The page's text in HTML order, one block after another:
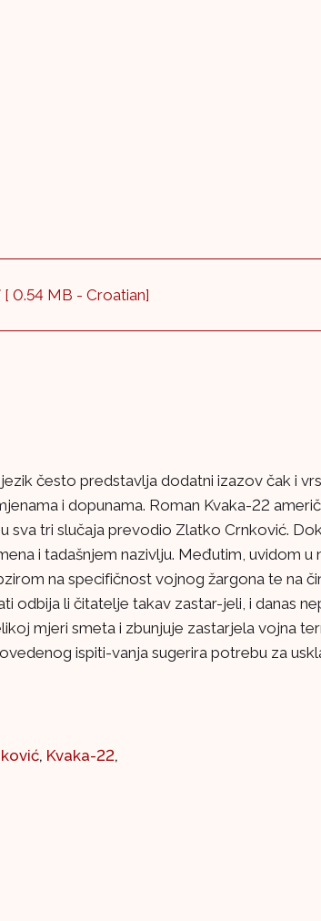
[ 0.54 MB - Croatian]
često predstavlja dodatni izazov čak i
i dopunama. Roman Kvaka-22
sva tri slučaja prevodio Zlatko Crnković.
i tadašnjem nazivlju. Međutim, uvidom
na specifičnost vojnog žargona te na
odbija li čitatelje takav zastar-jeli, i danas
mjeri smeta i zbunjuje zastarjela vojna
ispiti-vanja sugerira potrebu za
, Kvaka-22,